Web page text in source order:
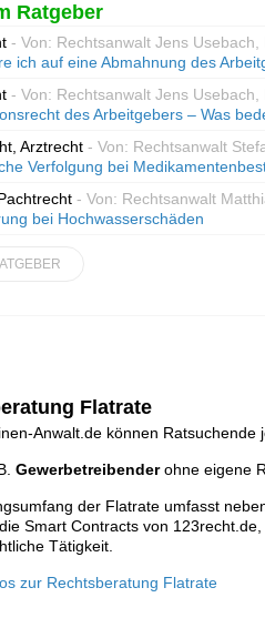
Ratgeber
- Von: Rechtsanwalt Jens Usebach,
ich auf eine Abmahnung des
- Von: Rechtsanwalt Jens Usebach,
des Arbeitgebers – Was
Arztrecht - Von: Rechtsanwalt
Verfolgung bei
- Von: Rechtsanwalt
bei Hochwasserschäden
Flatrate
Anwalt.de können Ratsuchende
Gewerbetreibenderohne eigene
der Flatrate umfasst
Smart Contracts von
Tätigkeit.
zur Rechtsberatung Flatrate